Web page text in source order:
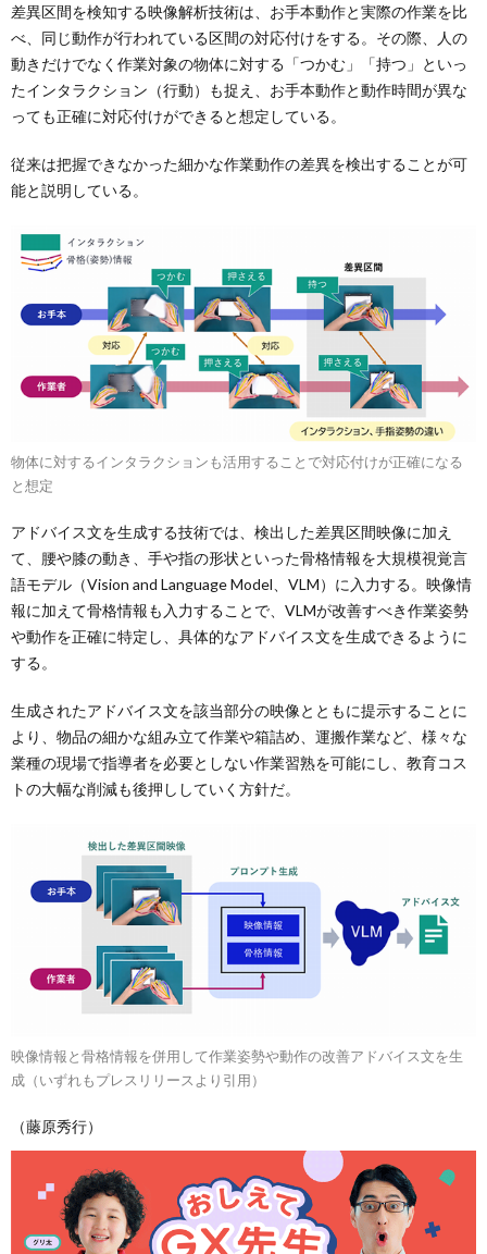
差異区間を検知する映像解析技術は、お手本動作と実際の作業を比
べ、同じ動作が行われている区間の対応付けをする。その際、人の
動きだけでなく作業対象の物体に対する「つかむ」「持つ」といっ
たインタラクション（行動）も捉え、お手本動作と動作時間が異な
っても正確に対応付けができると想定している。
従来は把握できなかった細かな作業動作の差異を検出することが可
能と説明している。
物体に対するインタラクションも活用することで対応付けが正確になる
と想定
アドバイス文を生成する技術では、検出した差異区間映像に加え
て、腰や膝の動き、手や指の形状といった骨格情報を大規模視覚言
語モデル（Vision and Language Model、VLM）に入力する。映像情
報に加えて骨格情報も入力することで、VLMが改善すべき作業姿勢
や動作を正確に特定し、具体的なアドバイス文を生成できるように
する。
生成されたアドバイス文を該当部分の映像とともに提示することに
より、物品の細かな組み立て作業や箱詰め、運搬作業など、様々な
業種の現場で指導者を必要としない作業習熟を可能にし、教育コス
トの大幅な削減も後押ししていく方針だ。
映像情報と骨格情報を併用して作業姿勢や動作の改善アドバイス文を生
成（いずれもプレスリリースより引用）
（藤原秀行）